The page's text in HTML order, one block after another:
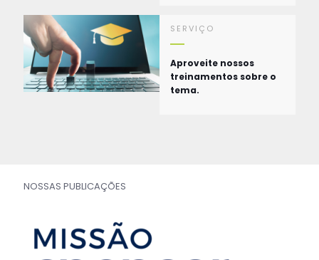
SERVIÇO
Aproveite nossos
treinamentos sobre o
tema.
NOSSAS PUBLICAÇÕES